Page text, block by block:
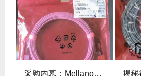
采购内幕：Mellanox线缆验真3步走，假货休想蒙混过关！